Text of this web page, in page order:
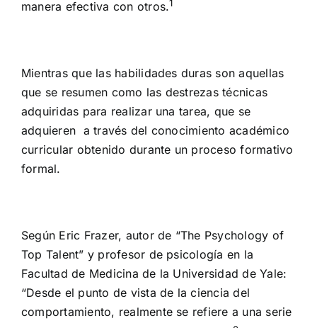
manera efectiva con otros.1
Mientras que las habilidades duras son aquellas
que se resumen como las destrezas técnicas
adquiridas para realizar una tarea, que se
adquieren a través del conocimiento académico
curricular obtenido durante un proceso formativo
formal.
Según Eric Frazer, autor de “The Psychology of
Top Talent” y profesor de psicología en la
Facultad de Medicina de la Universidad de Yale:
“Desde el punto de vista de la ciencia del
comportamiento, realmente se refiere a una serie